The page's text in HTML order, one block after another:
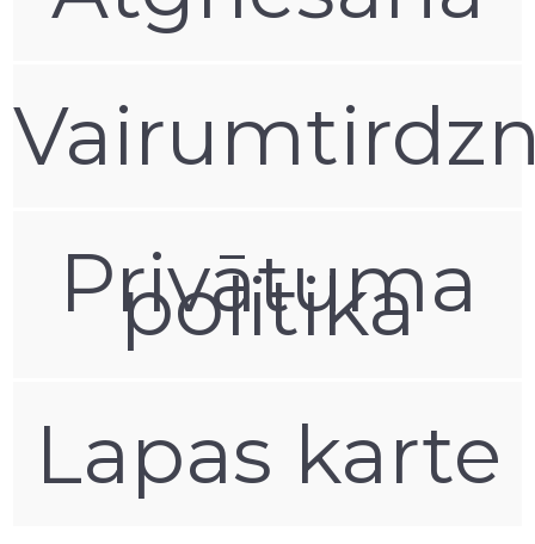
Privātuma
politika
Lapas karte